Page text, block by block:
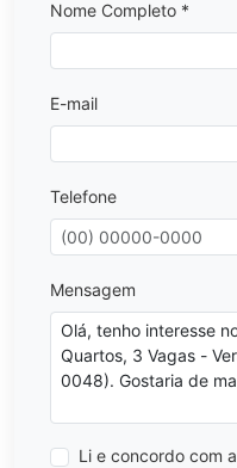
Nome Completo *
E-mail
Telefone
Mensagem
Li e concordo com a